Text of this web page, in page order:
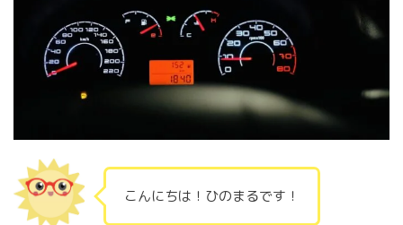
こんにちは！ひのまるです！